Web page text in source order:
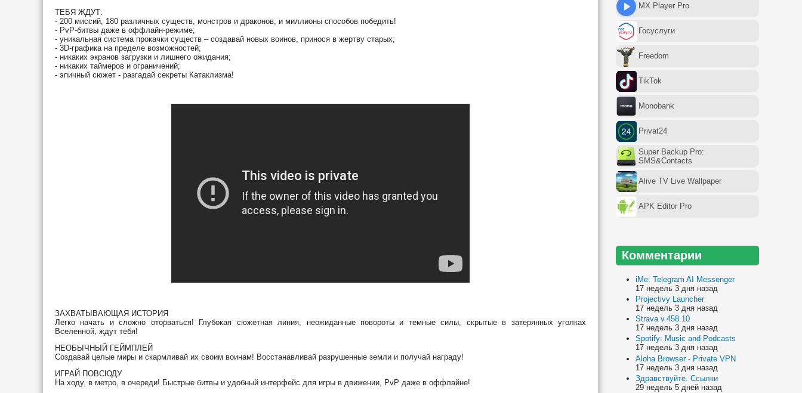
ТЕБЯ ЖДУТ:
- 200 миссий, 180 различных существ, монстров и драконов, и миллионы способов победить!
- PvP-битвы даже в оффлайн-режиме;
- уникальная система прокачки существ – создавай новых воинов, принося в жертву старых;
- 3D-графика на пределе возможностей;
- никаких экранов загрузки и лишнего ожидания;
- никаких таймеров и ограничений;
- эпичный сюжет - разгадай секреты Катаклизма!
ЗАХВАТЫВАЮЩАЯ ИСТОРИЯ
Легко начать и сложно оторваться! Глубокая сюжетная линия, неожиданные повороты и темные силы, скрытые в затерянных уголках
Вселенной, ждут тебя!
НЕОБЫЧНЫЙ ГЕЙМПЛЕЙ
Создавай целые миры и скармливай их своим воинам! Восстанавливай разрушенные земли и получай награду!
ИГРАЙ ПОВСЮДУ
На ходу, в метро, в очереди! Быстрые битвы и удобный интерфейс для игры в движении, PvP даже в оффлайне!
MX Player Pro
Госуслуги
Freedom
TikTok
Monobank
Privat24
Super Backup Pro:
SMS&Contacts
Alive TV Live Wallpaper
APK Editor Pro
Комментарии
iMe: Telegram AI Messenger
17 недель 3 дня назад
Projectivy Launcher
17 недель 3 дня назад
Strava v.458.10
17 недель 3 дня назад
Spotify: Music and Podcasts
17 недель 3 дня назад
Aloha Browser - Private VPN
17 недель 3 дня назад
Здравствуйте. Ссылки
29 недель 5 дней назад